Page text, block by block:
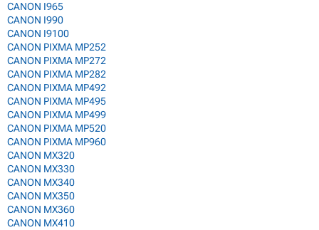
CANON I965
CANON I990
CANON I9100
CANON PIXMA MP252
CANON PIXMA MP272
CANON PIXMA MP282
CANON PIXMA MP492
CANON PIXMA MP495
CANON PIXMA MP499
CANON PIXMA MP520
CANON PIXMA MP960
CANON MX320
CANON MX330
CANON MX340
CANON MX350
CANON MX360
CANON MX410